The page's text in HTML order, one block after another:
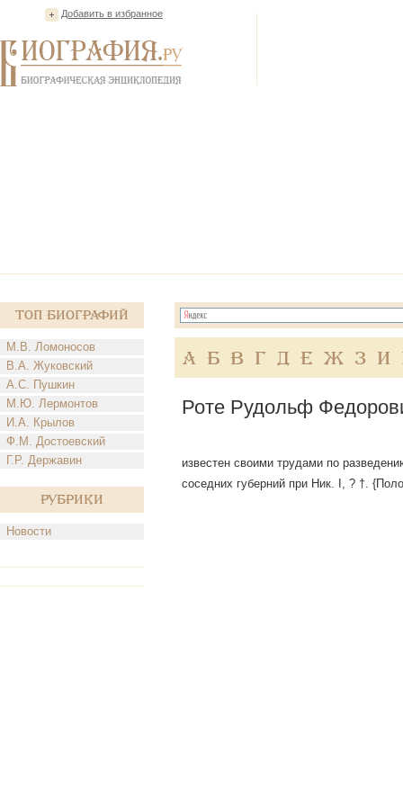
Добавить в избранное
Топ Биографий
М.В. Ломоносов
В.А. Жуковский
А.С. Пушкин
М.Ю. Лермонтов
И.А. Крылов
Ф.М. Достоевский
Г.Р. Державин
Рубрики
Новости
А Б В Г Д Е Ж З И
Роте Рудольф
известен своими трудами по
соседних губерний при Ник. I, ? †.